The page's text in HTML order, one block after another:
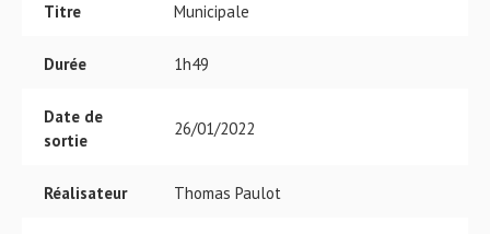
Titre Municipale
Durée 1h49
Date de
sortie
26/01/2022
Réalisateur Thomas Paulot